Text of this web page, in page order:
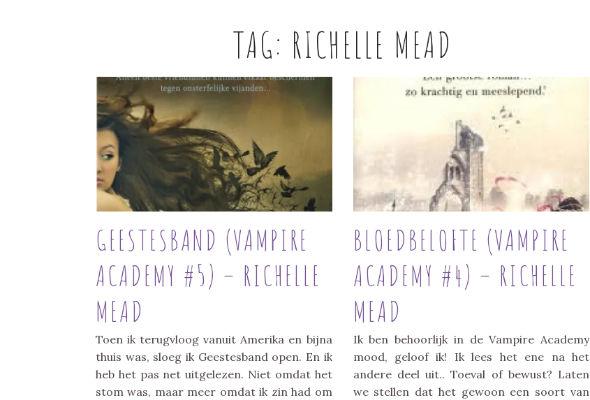
TAG: RICHELLE MEAD
GEESTESBAND (VAMPIRE
ACADEMY #5) – RICHELLE
MEAD
Toen ik terugvloog vanuit Amerika en bijna
thuis was, sloeg ik Geestesband open. En ik
heb het pas net uitgelezen. Niet omdat het
stom was, maar meer omdat ik zin had om
BLOEDBELOFTE (VAMPIRE
ACADEMY #4) – RICHELLE
MEAD
Ik ben behoorlijk in de Vampire Academy
mood, geloof ik! Ik lees het ene na het
andere deel uit.. Toeval of bewust? Laten
we stellen dat het gewoon een soort van